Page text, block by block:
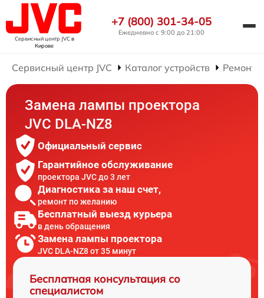
Сервисный центр JVCв
Кирове
+7 (800) 301-34-05
Ежедневно с 9:00 до 21:00
Сервисный центр JVC Каталог устройств Ремонт
Замена лампы проектора
JVC DLA-NZ8
Официальный сервис
Гарантийное обслуживание
проектора JVC до 3 лет
Диагностика за наш счет,
ремонт по желанию
Бесплатный выезд курьера
в день обращения
Замена лампы проектора
JVC DLA-NZ8 от 35 минут
Бесплатная консультация со
специалистом